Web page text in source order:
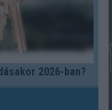
2026-ban?